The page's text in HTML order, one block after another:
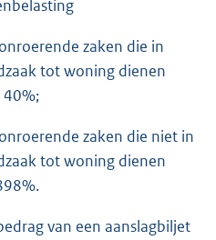
zaken die in
tot woning dienen
zaken die niet in
tot woning dienen
van een aanslagbiljet